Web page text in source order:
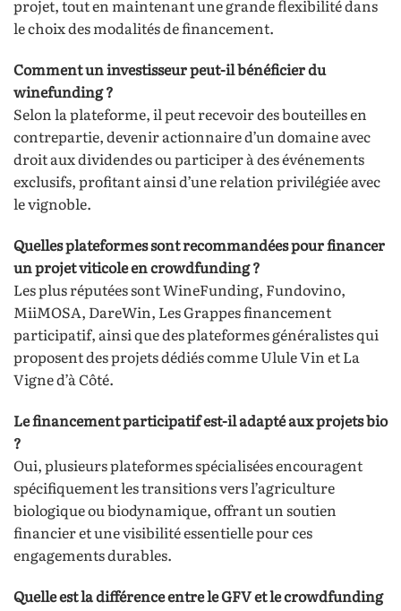
projet, tout en maintenant une grande flexibilité dans
le choix des modalités de financement.
Comment un investisseur peut-il bénéficier du
winefunding ?
Selon la plateforme, il peut recevoir des bouteilles en
contrepartie, devenir actionnaire d’un domaine avec
droit aux dividendes ou participer à des événements
exclusifs, profitant ainsi d’une relation privilégiée avec
le vignoble.
Quelles plateformes sont recommandées pour financer
un projet viticole en crowdfunding ?
Les plus réputées sont WineFunding, Fundovino,
MiiMOSA, DareWin, Les Grappes financement
participatif, ainsi que des plateformes généralistes qui
proposent des projets dédiés comme Ulule Vin et La
Vigne d’à Côté.
Le financement participatif est-il adapté aux projets bio
?
Oui, plusieurs plateformes spécialisées encouragent
spécifiquement les transitions vers l’agriculture
biologique ou biodynamique, offrant un soutien
financier et une visibilité essentielle pour ces
engagements durables.
Quelle est la différence entre le GFV et le crowdfunding